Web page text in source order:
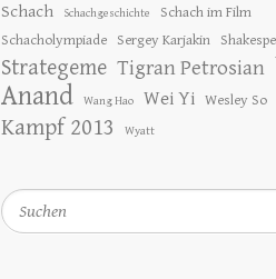
Schach Schachgeschichte
Schach im Film
Schacholympiade
Sergey Karjakin
Strategeme Tigran Petrosian
Anand
Wang Hao Wei Yi Wesley So
Kampf 2013
Wyatt
Suchen